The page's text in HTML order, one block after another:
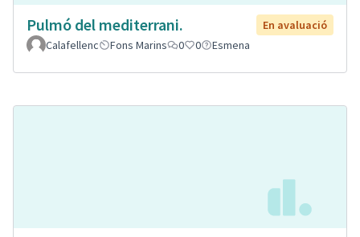
Pulmó del mediterrani.
En avaluació
Calafellenc
Fons Marins 0 0 Esmena